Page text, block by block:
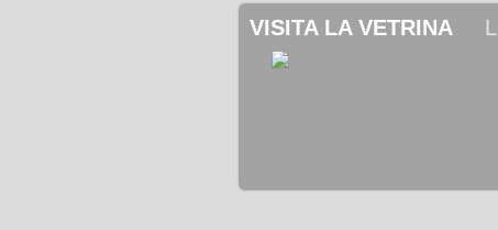
VISITA LA VETRINA